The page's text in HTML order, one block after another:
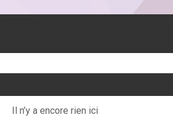
Il n’y a encore rien ici